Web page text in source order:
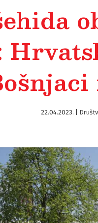
22.04.2023.